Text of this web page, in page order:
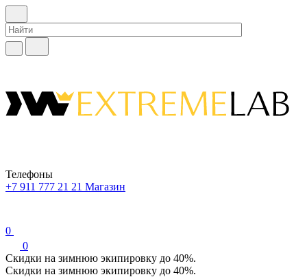
Телефоны
+7 911 777 21 21 Магазин
0
0
Скидки на зимнюю экипировку до 40%.
Скидки на зимнюю экипировку до 40%.